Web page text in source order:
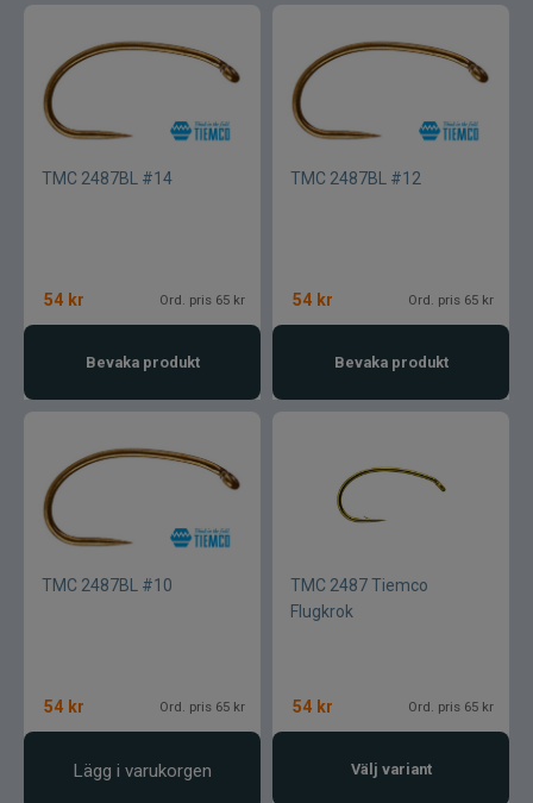
TMC 2487BL #14
54 kr Ord. pris 65 kr
Bevaka produkt
TMC 2487BL #12
54 kr Ord. pris 65 kr
Bevaka produkt
TMC 2487BL #10
54 kr Ord. pris 65 kr
Lägg i varukorgen
TMC 2487 Tiemco
Flugkrok
54 kr Ord. pris 65 kr
Välj variant